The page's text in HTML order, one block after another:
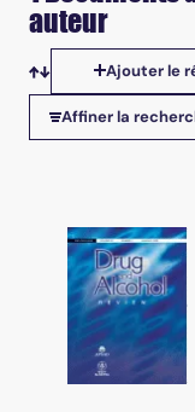
auteur
Tris disponibles
Ajouter le
Affiner la